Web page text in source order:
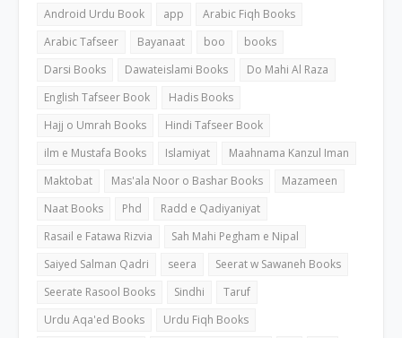
Android Urdu Book
app
Arabic Fiqh Books
Arabic Tafseer
Bayanaat boo
books
Darsi Books
Dawateislami Books
Do Mahi Al Raza
English Tafseer Book
Hadis Books
Hajj o Umrah Books
Hindi Tafseer Book
ilm e Mustafa Books
Islamiyat
Maahnama Kanzul Iman
Maktobat
Mas'ala Noor o Bashar Books
Mazameen
Naat Books
Phd
Radd e Qadiyaniyat
Rasail e Fatawa Rizvia
Sah Mahi Pegham e Nipal
Saiyed Salman Qadri
seera
Seerat w Sawaneh Books
Seerate Rasool Books
Sindhi
Taruf
Urdu Aqa'ed Books
Urdu Fiqh Books